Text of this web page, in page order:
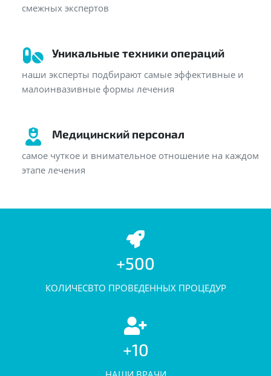
смежных экспертов
Уникальные техники операций
наши эксперты подбирают самые эффективные и
малоинвазивные формы лечения
Медицинский персонал
самое чуткое и внимательное отношение на каждом
этапе лечения
+500
КОЛИЧЕСВТО ПРОВЕДЕННЫХ ПРОЦЕДУР
+10